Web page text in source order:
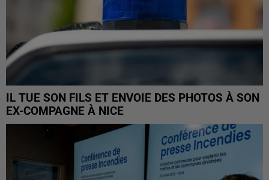
IL TUE SON FILS ET ENVOIE DES PHOTOS À SON
EX-COMPAGNE À NICE